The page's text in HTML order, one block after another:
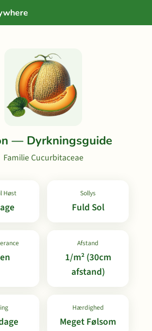
— Dyrkningsguide
Familie Cucurbitaceae
Høst Sollys
Fuld Sol
Afstand
1/m² (30cm
afstand)
Hærdighed
Meget Følsom